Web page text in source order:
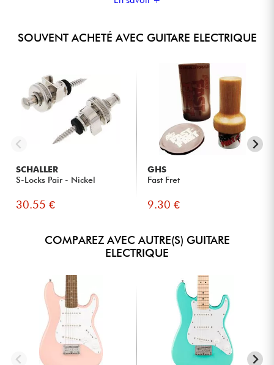
SOUVENT ACHETÉ AVEC GUITARE ELECTRIQUE
SCHALLER
S-Locks Pair - Nickel
30.55 €
GHS
Fast Fret
9.30 €
COMPAREZ AVEC AUTRE(S) GUITARE
ELECTRIQUE